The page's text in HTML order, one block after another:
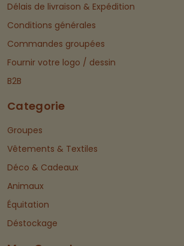
Délais de livraison & Expédition
Conditions générales
Commandes groupées
Fournir votre logo / dessin
B2B
Categorie
Groupes
Vêtements & Textiles
Déco & Cadeaux
Animaux
Équitation
Déstockage